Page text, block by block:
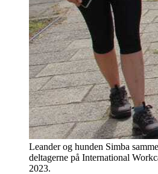
Leander og hunden Simba
deltagerne på International
2023.